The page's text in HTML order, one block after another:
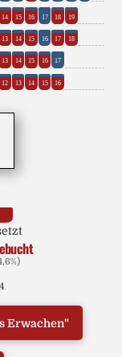
14 15 16 17 18 19
13 14 15 16 17 18
13 14 15 16 17
12 13 14 15 16
Erwachen"